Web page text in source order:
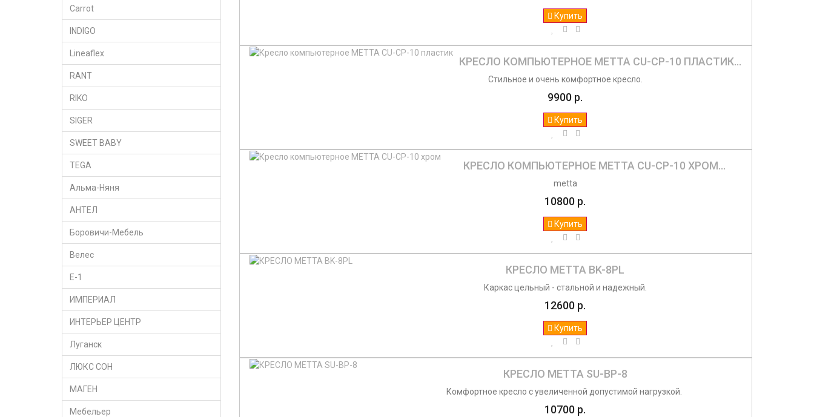
Carrot
INDIGO
Lineaflex
RANT
RIKO
SIGER
SWEET BABY
TEGA
Альма-Няня
АНТЕЛ
Боровичи-Мебель
Велес
Е-1
ИМПЕРИАЛ
ИНТЕРЬЕР ЦЕНТР
Луганск
ЛЮКС СОН
МАГЕН
Мебельер
Купить
КРЕСЛО КОМПЬЮТЕРНОЕ МЕТТА CU-CP-10 ПЛАСТИК...
Стильное и очень комфортное кресло.
9900 р.
Купить
КРЕСЛО КОМПЬЮТЕРНОЕ МЕТТА CU-CP-10 ХРОМ...
metta
10800 р.
Купить
КРЕСЛО МЕТТА BK-8PL
Каркас цельный - стальной и надежный.
12600 р.
Купить
КРЕСЛО МЕТТА SU-BP-8
Комфортное кресло с увеличенной допустимой нагрузкой.
10700 р.